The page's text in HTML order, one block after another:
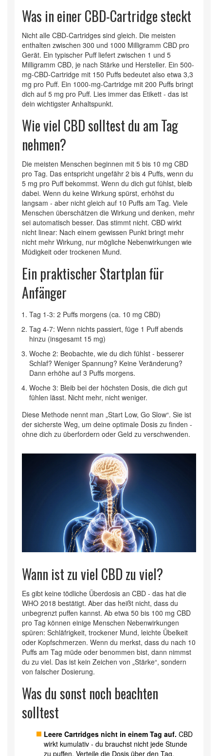
Was in einer CBD-Cartridge steckt
Nicht alle CBD-Cartridges sind gleich. Die meisten
enthalten zwischen 300 und 1000 Milligramm CBD pro
Gerät. Ein typischer Puff liefert zwischen 1 und 5
Milligramm CBD, je nach Stärke und Hersteller. Ein 500-
mg-CBD-Cartridge mit 150 Puffs bedeutet also etwa 3,3
mg pro Puff. Ein 1000-mg-Cartridge mit 200 Puffs bringt
dich auf 5 mg pro Puff. Lies immer das Etikett - das ist
dein wichtigster Anhaltspunkt.
Wie viel CBD solltest du am Tag
nehmen?
Die meisten Menschen beginnen mit 5 bis 10 mg CBD
pro Tag. Das entspricht ungefähr 2 bis 4 Puffs, wenn du
5 mg pro Puff bekommst. Wenn du dich gut fühlst, bleib
dabei. Wenn du keine Wirkung spürst, erhöhst du
langsam - aber nicht gleich auf 10 Puffs am Tag. Viele
Menschen überschätzen die Wirkung und denken, mehr
sei automatisch besser. Das stimmt nicht. CBD wirkt
nicht linear: Nach einem gewissen Punkt bringt mehr
nicht mehr Wirkung, nur mögliche Nebenwirkungen wie
Müdigkeit oder trockenen Mund.
Ein praktischer Startplan für
Anfänger
Tag 1-3: 2 Puffs morgens (ca. 10 mg CBD)
Tag 4-7: Wenn nichts passiert, füge 1 Puff abends
hinzu (insgesamt 15 mg)
Woche 2: Beobachte, wie du dich fühlst - besserer
Schlaf? Weniger Spannung? Keine Veränderung?
Dann erhöhe auf 3 Puffs morgens.
Woche 3: Bleib bei der höchsten Dosis, die dich gut
fühlen lässt. Nicht mehr, nicht weniger.
Diese Methode nennt man „Start Low, Go Slow“. Sie ist
der sicherste Weg, um deine optimale Dosis zu finden -
ohne dich zu überfordern oder Geld zu verschwenden.
Wann ist zu viel CBD zu viel?
Es gibt keine tödliche Überdosis an CBD - das hat die
WHO 2018 bestätigt. Aber das heißt nicht, dass du
unbegrenzt puffen kannst. Ab etwa 50 bis 100 mg CBD
pro Tag können einige Menschen Nebenwirkungen
spüren: Schläfrigkeit, trockener Mund, leichte Übelkeit
oder Kopfschmerzen. Wenn du merkst, dass du nach 10
Puffs am Tag müde oder benommen bist, dann nimmst
du zu viel. Das ist kein Zeichen von „Stärke“, sondern
von falscher Dosierung.
Was du sonst noch beachten
solltest
Leere Cartridges nicht in einem Tag auf. CBD
wirkt kumulativ - du brauchst nicht jede Stunde
zu puffen. Verteile die Dosis über den Tag.